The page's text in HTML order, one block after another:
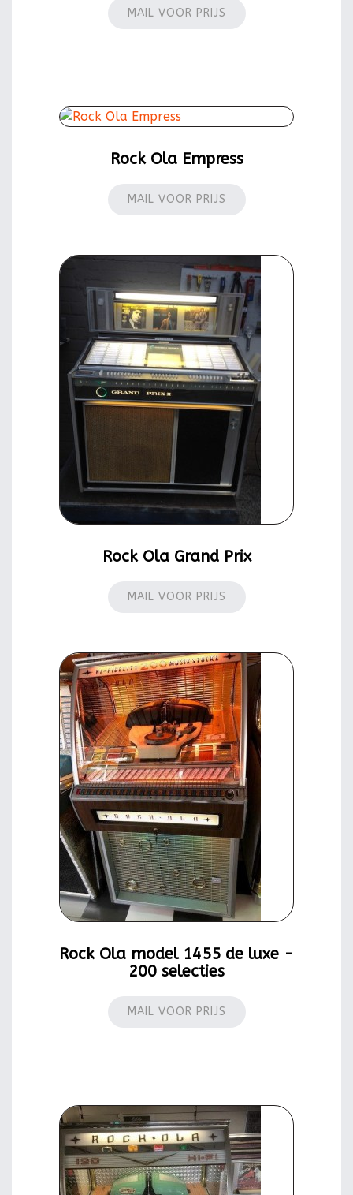
MAIL VOOR PRIJS
Rock Ola Empress
MAIL VOOR PRIJS
Rock Ola Grand Prix
MAIL VOOR PRIJS
Rock Ola model 1455 de luxe -
200 selecties
MAIL VOOR PRIJS